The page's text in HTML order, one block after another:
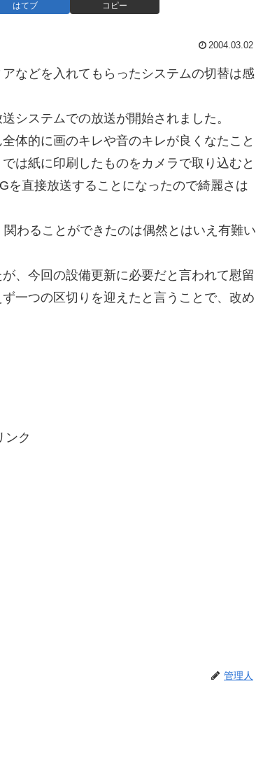
はてブ コピー
2004.03.02
などを入れてもらったシステムの切替は感
システムでの放送が開始されました。
体的に画のキレや音のキレが良くなたこと
は紙に印刷したものをカメラで取り込むと
を直接放送することになったので綺麗さは
わることができたのは偶然とはいえ有難い
、今回の設備更新に必要だと言われて慰留
一つの区切りを迎えたと言うことで、改め
ンク
管理人